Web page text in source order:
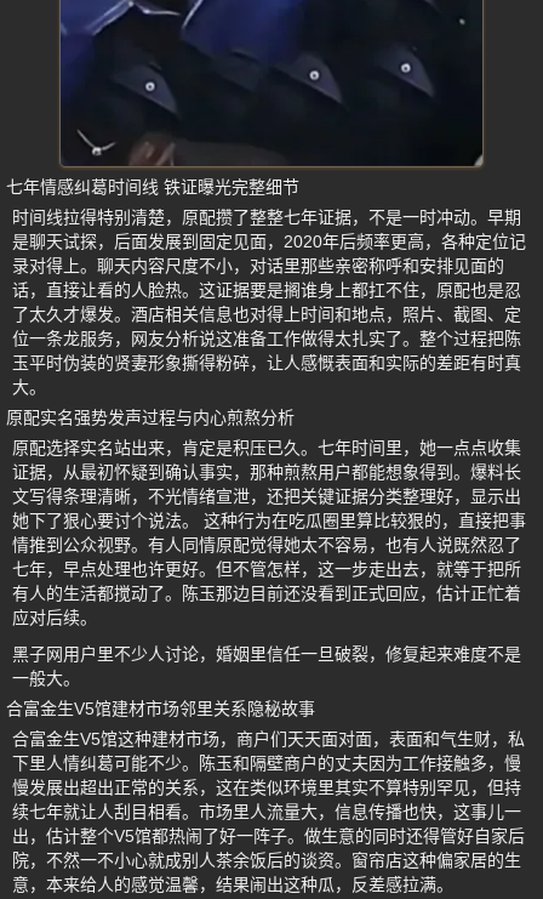
七年情感纠葛时间线 铁证曝光完整细节
时间线拉得特别清楚，原配攒了整整七年证据，不是一时冲动。早期
是聊天试探，后面发展到固定见面，2020年后频率更高，各种定位记
录对得上。聊天内容尺度不小，对话里那些亲密称呼和安排见面的
话，直接让看的人脸热。这证据要是搁谁身上都扛不住，原配也是忍
了太久才爆发。酒店相关信息也对得上时间和地点，照片、截图、定
位一条龙服务，网友分析说这准备工作做得太扎实了。整个过程把陈
玉平时伪装的贤妻形象撕得粉碎，让人感慨表面和实际的差距有时真
大。
原配实名强势发声过程与内心煎熬分析
原配选择实名站出来，肯定是积压已久。七年时间里，她一点点收集
证据，从最初怀疑到确认事实，那种煎熬用户都能想象得到。爆料长
文写得条理清晰，不光情绪宣泄，还把关键证据分类整理好，显示出
她下了狠心要讨个说法。 这种行为在吃瓜圈里算比较狠的，直接把事
情推到公众视野。有人同情原配觉得她太不容易，也有人说既然忍了
七年，早点处理也许更好。但不管怎样，这一步走出去，就等于把所
有人的生活都搅动了。陈玉那边目前还没看到正式回应，估计正忙着
应对后续。
黑子网用户里不少人讨论，婚姻里信任一旦破裂，修复起来难度不是
一般大。
合富金生V5馆建材市场邻里关系隐秘故事
合富金生V5馆这种建材市场，商户们天天面对面，表面和气生财，私
下里人情纠葛可能不少。陈玉和隔壁商户的丈夫因为工作接触多，慢
慢发展出超出正常的关系，这在类似环境里其实不算特别罕见，但持
续七年就让人刮目相看。市场里人流量大，信息传播也快，这事儿一
出，估计整个V5馆都热闹了好一阵子。做生意的同时还得管好自家后
院，不然一不小心就成别人茶余饭后的谈资。窗帘店这种偏家居的生
意，本来给人的感觉温馨，结果闹出这种瓜，反差感拉满。